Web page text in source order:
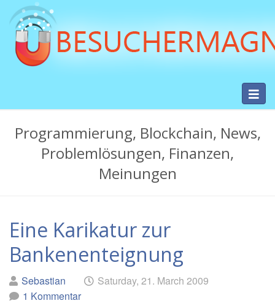
Skip
to
main
content
Hilfe
Bugs,
Fehlern
und
mehr
Programmierung, Blockchain, News,
Problemlösungen, Finanzen,
Meinungen
Eine Karikatur zur
Bankenenteignung
Geschrieben
von
Sebastian am Saturday, 21. March 2009
1 Kommentar